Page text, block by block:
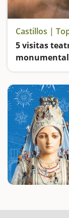
Castillos |
5 visitas